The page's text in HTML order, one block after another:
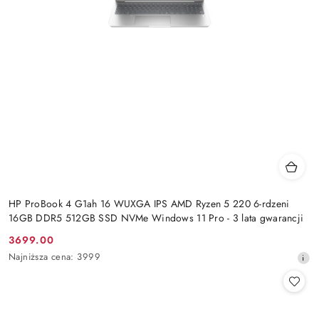
HP ProBook 4 G1ah 16 WUXGA IPS AMD Ryzen 5 220 6-rdzeni
16GB DDR5 512GB SSD NVMe Windows 11 Pro - 3 lata gwarancji
Cena
promocyjna:
3699.00
Najniższa
Najniższa cena: 3999